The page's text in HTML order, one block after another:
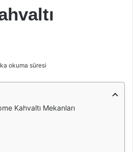
okuma süresi
Kahvaltı Mekanları